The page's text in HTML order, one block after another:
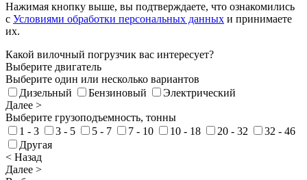
Нажимая кнопку выше, вы подтверждаете, что ознакомились
с Условиями обработки персональных данных и принимаете
их.
Какой вилочный погрузчик вас интересует?
Выберите двигатель
Выберите один или несколько вариантов
Дизельный
Бензиновый
Электрический
Далее >
Выберите грузоподъемность, тонны
1 - 3
3 - 5 5 - 7 7 - 10 10 - 18 20 - 32
32 - 46
Другая
< Назад
Далее >